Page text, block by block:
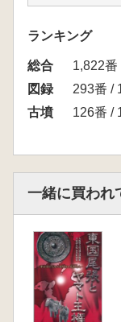
さと探し―
第6章 難波
とした朝鮮
展示資料リ
写真・図版
謝辞
ランキング
総合
1,822番
図録
293番 /
古墳
126番 /
一緒に買われ